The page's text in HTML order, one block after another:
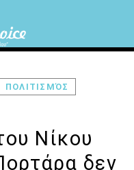
ΠΟΛΙΤΙΣΜΌΣ
Νίκου
δεν